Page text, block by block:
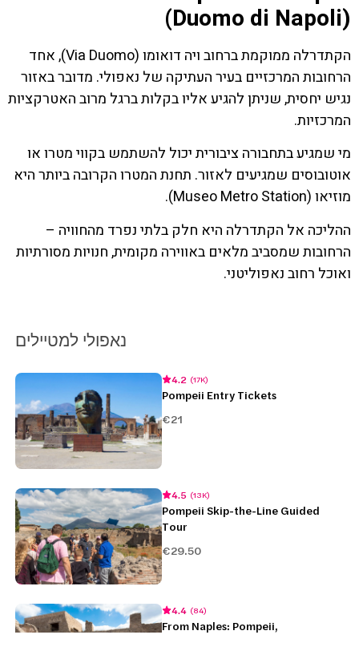
(Duomo di Napoli)
הקתדרלה ממוקמת ברחוב ויה דואומו (Via Duomo), אחד
הרחובות המרכזיים בעיר העתיקה של נאפולי. מדובר באזור
נגיש יחסית, שניתן להגיע אליו בקלות ברגל מרוב האטרקציות
המרכזיות.
מי שמגיע בתחבורה ציבורית יכול להשתמש בקווי מטרו או
אוטובוסים שמגיעים לאזור. תחנת המטרו הקרובה ביותר היא
מוזיאו (Museo Metro Station).
ההליכה אל הקתדרלה היא חלק בלתי נפרד מהחוויה –
הרחובות שמסביב מלאים באווירה מקומית, חנויות מסורתיות
ואוכל רחוב נאפוליטני.